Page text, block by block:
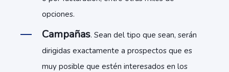
opciones.
Campañas. Sean del tipo que sean, serán
dirigidas exactamente a prospectos que es
muy posible que estén interesados en los